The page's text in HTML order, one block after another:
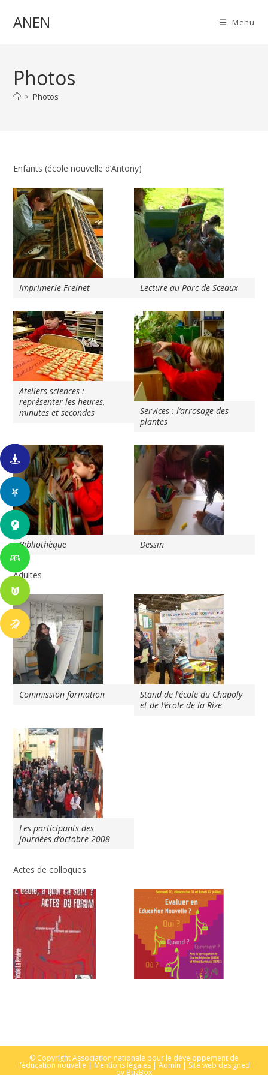
ANEN Menu
Photos
> Photos
Enfants (école nouvelle d’Antony)
Imprimerie Freinet Lecture au Parc de Sceaux
Ateliers sciences :
représenter les heures,
minutes et secondes
Services : l’arrosage des
plantes
Bibliothèque Dessin
Adultes
Commission formation
Stand de l’école du Chapoly
et de l’école de la Rize
Les participants des
journées d’octobre 2008
Actes de colloques
© Copyright Association nationale pour le développement de
l'éducation nouvelle | Mentions légales | Admin | Site web designed
by BuzBox